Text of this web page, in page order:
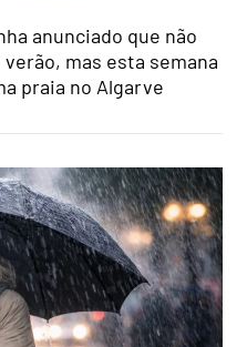
anunciado que não
mas esta semana
praia no Algarve